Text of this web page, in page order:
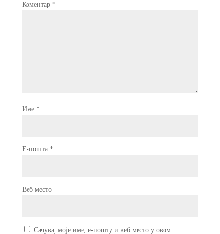
Коментар *
Име *
Е-пошта *
Веб место
Сачувај моје име, е-пошту и веб место у овом